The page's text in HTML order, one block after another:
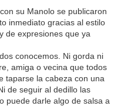
su Manolo se publicaron
inmediato gracias al estilo
de expresiones que ya
conocemos. Ni gorda ni
amiga o vecina que todos
taparse la cabeza con una
de seguir al dedillo las
puede darle algo de salsa a